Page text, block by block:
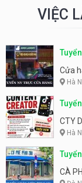
VIỆC
Cửa
Hà
CTY
Hà
CÀ